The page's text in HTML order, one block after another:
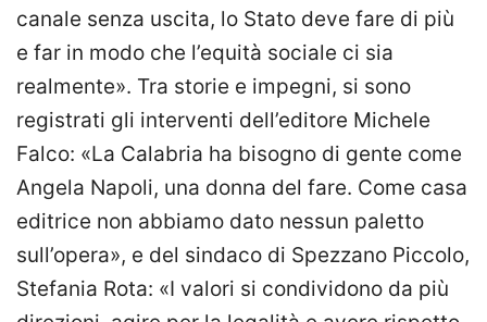
canale senza uscita, lo Stato deve fare di più
e far in modo che l’equità sociale ci sia
realmente». Tra storie e impegni, si sono
registrati gli interventi dell’editore Michele
Falco: «La Calabria ha bisogno di gente come
Angela Napoli, una donna del fare. Come casa
editrice non abbiamo dato nessun paletto
sull’opera», e del sindaco di Spezzano Piccolo,
Stefania Rota: «I valori si condividono da più